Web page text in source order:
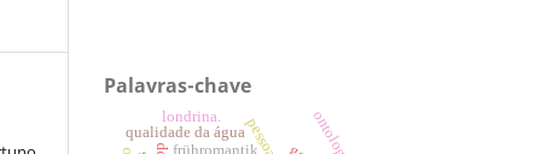
Palavras-chave
qualidade da água
londrina.